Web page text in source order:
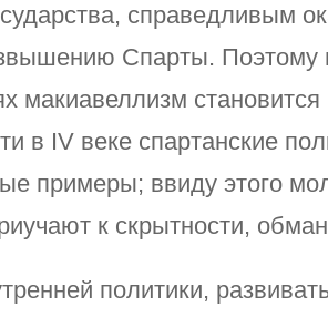
справедливым
Спарты. Поэтому
макиавеллизм
в IV веке спартанские
примеры; ввиду этого
к скрытности,
политики,